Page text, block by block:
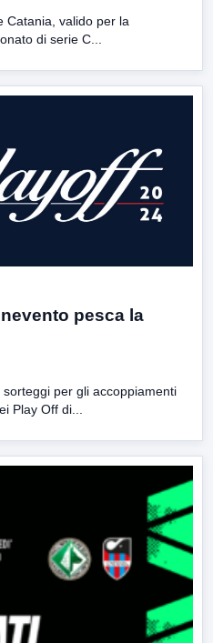
Catania, valido per la
di serie C...
pesca la
per gli accoppiamenti
Play Off di...